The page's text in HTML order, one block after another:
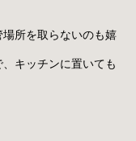
所を取らないのも嬉
キッチンに置いても